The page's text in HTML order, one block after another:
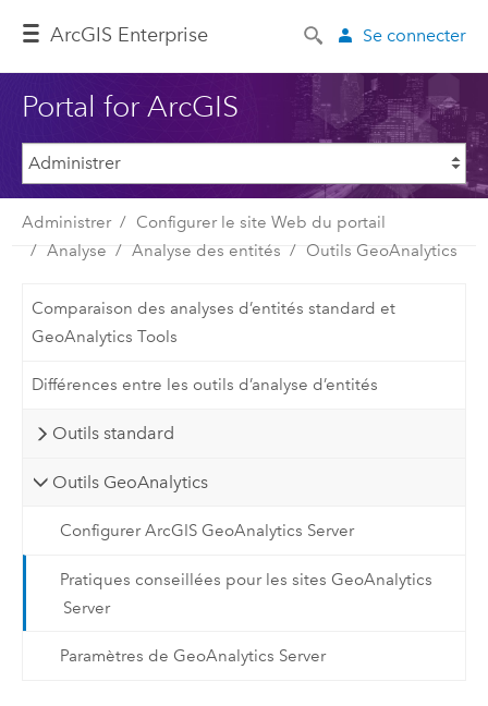
ArcGIS Enterprise Se connecter
Portal for ArcGIS
Administrer
Configurer le site Web du portail
Analyse
Analyse des entités Outils GeoAnalytics
Comparaison des analyses d’entités standard et
GeoAnalytics Tools
Différences entre les outils d’analyse d’entités
Outils standard
Outils GeoAnalytics
Configurer ArcGIS GeoAnalytics Server
Pratiques conseillées pour les sites GeoAnalytics
Server
Paramètres de GeoAnalytics Server